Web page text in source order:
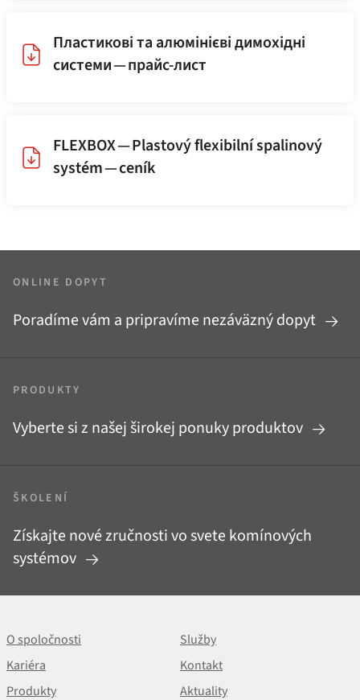
Пластикові та алюмінієві димохідні
системи — прайс-лист
FLEXBOX — Plastový flexibilní spalinový
systém — ceník
ONLINE DOPYT
Poradíme vám a pripravíme nezáväzný dopyt
PRODUKTY
Vyberte si z našej širokej ponuky produktov
ŠKOLENÍ
Získajte nové zručnosti vo svete komínových
systémov
O spoločnosti
Služby
Kariéra
Kontakt
Produkty
Aktuality